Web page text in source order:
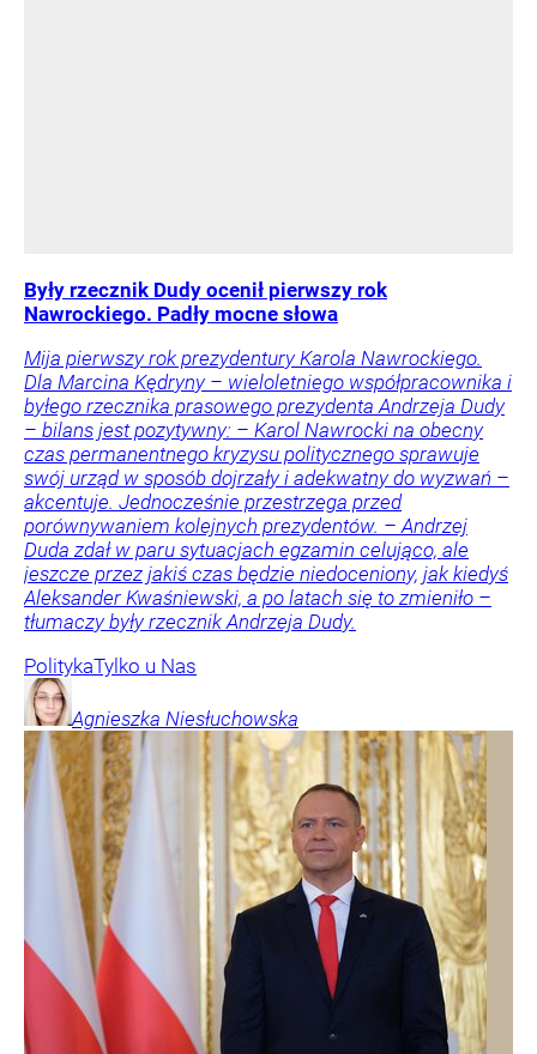
Były rzecznik Dudy ocenił pierwszy rok
Nawrockiego. Padły mocne słowa
Mija pierwszy rok prezydentury Karola Nawrockiego.
Dla Marcina Kędryny – wieloletniego współpracownika i
byłego rzecznika prasowego prezydenta Andrzeja Dudy
– bilans jest pozytywny: – Karol Nawrocki na obecny
czas permanentnego kryzysu politycznego sprawuje
swój urząd w sposób dojrzały i adekwatny do wyzwań –
akcentuje. Jednocześnie przestrzega przed
porównywaniem kolejnych prezydentów. – Andrzej
Duda zdał w paru sytuacjach egzamin celująco, ale
jeszcze przez jakiś czas będzie niedoceniony, jak kiedyś
Aleksander Kwaśniewski, a po latach się to zmieniło –
tłumaczy były rzecznik Andrzeja Dudy.
PolitykaTylko u Nas
Agnieszka Niesłuchowska